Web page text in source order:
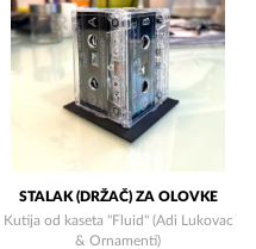
STALAK (DRŽAČ) ZA OLOVKE
Kutija od kaseta "Fluid" (Adi Lukovac
& Ornamenti)